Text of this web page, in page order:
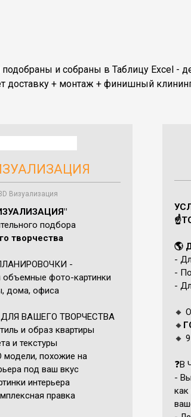
и собраны в Таблицу Excel -
доставку + монтаж + финишный
Визуализация
подбора
творчества
-
объемные фото-картинки
дома, офиса
ВАШЕГО ТВОРЧЕСТВА
и образ квартиры
и текстуры
модели, похожие на
под ваш вкус
интерьера
правка
🌎
-
-
-
🔸
🔸
🔸
❓В
-